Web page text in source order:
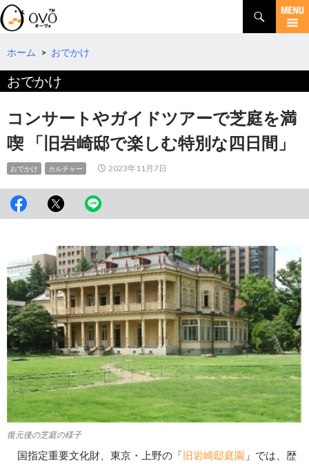
検
索
コ
テ
ツ
へ
ホーム > おでかけ
おでかけ
コンサートやガイドツアーで芝庭を満
喫 「旧岩崎邸で楽しむ特別な四日間」
おでかけ カルチャー 2023年11月7日
復元後の芝庭の様子
国指定重要文化財、東京・上野の「 旧岩崎邸庭園 」では、歴